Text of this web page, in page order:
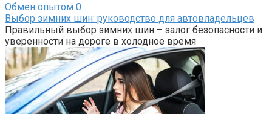
Обмен опытом 0
Выбор зимних шин: руководство для автовладельцев
Правильный выбор зимних шин – залог безопасности и
уверенности на дороге в холодное время